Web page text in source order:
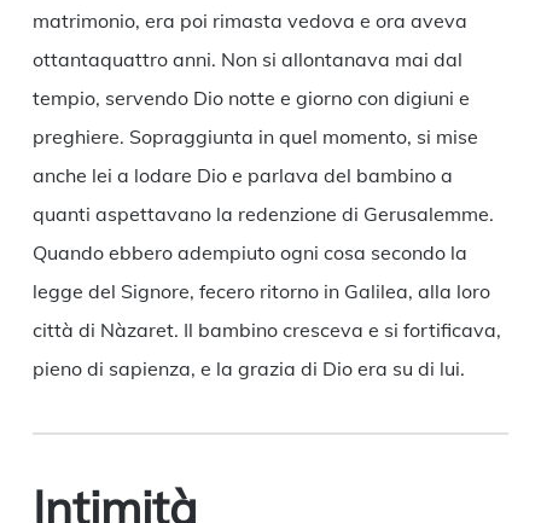
matrimonio, era poi rimasta vedova e ora aveva
ottantaquattro anni. Non si allontanava mai dal
tempio, servendo Dio notte e giorno con digiuni e
preghiere. Sopraggiunta in quel momento, si mise
anche lei a lodare Dio e parlava del bambino a
quanti aspettavano la redenzione di Gerusalemme.
Quando ebbero adempiuto ogni cosa secondo la
legge del Signore, fecero ritorno in Galilea, alla loro
città di Nàzaret. Il bambino cresceva e si fortificava,
pieno di sapienza, e la grazia di Dio era su di lui.
Intimità